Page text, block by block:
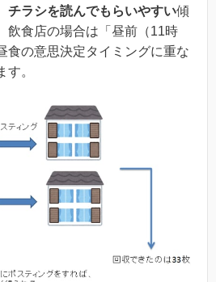
チラシを読んでもらいやすい傾
飲食店の場合は「昼前（11時
食の意思決定タイミングに重な
す。